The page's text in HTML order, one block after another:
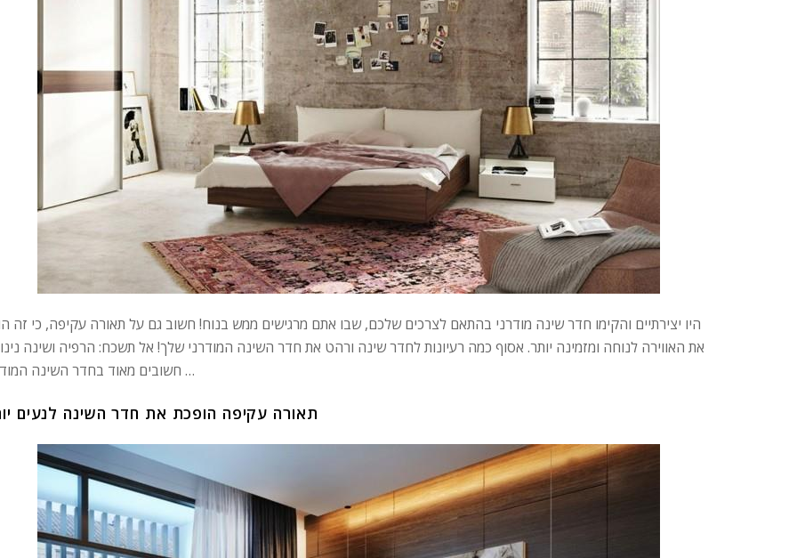
היו יצירתיים והקימו חדר שינה מודרני בהתאם לצרכים שלכם, שבו אתם מרגישים ממש בנוח! חשוב גם על תאורה עקיפה, כי זה
את האווירה לנוחה ומזמינה יותר. אסוף כמה רעיונות לחדר שינה ורהט את חדר השינה המודרני שלך! אל תשכח: הרפיה ושינה
חשובים מאוד בחדר השינה המודרני …
תאורה עקיפה הופכת את חדר השינה לנעים